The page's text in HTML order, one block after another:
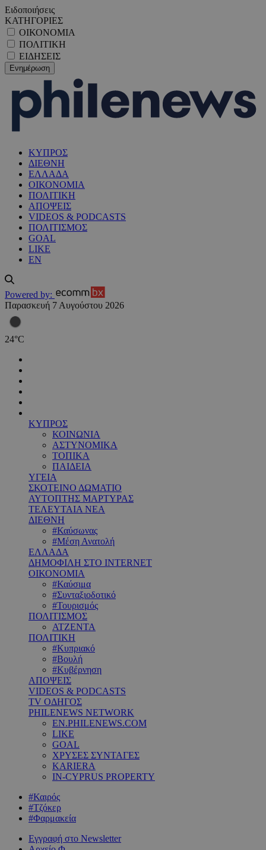
Ειδοποιήσεις
ΚΑΤΗΓΟΡΙΕΣ
ΟΙΚΟΝΟΜΙΑ
ΠΟΛΙΤΙΚΗ
ΕΙΔΗΣΕΙΣ
ΚΥΠΡΟΣ
ΔΙΕΘΝΗ
ΕΛΛΑΔΑ
ΟΙΚΟΝΟΜΙΑ
ΠΟΛΙΤΙΚΗ
ΑΠΟΨΕΙΣ
VIDEOS & PODCASTS
ΠΟΛΙΤΙΣΜΟΣ
GOAL
LIKE
EN
Powered by:
Παρασκευή 7 Αυγούστου 2026
24°C
ΚΥΠΡΟΣ
ΚΟΙΝΩΝΙΑ
ΑΣΤΥΝΟΜΙΚΑ
ΤΟΠΙΚΑ
ΠΑΙΔΕΙΑ
ΥΓΕΙΑ
ΣΚΟΤΕΙΝΟ ΔΩΜΑΤΙΟ
ΑΥΤΟΠΤΗΣ ΜΑΡΤΥΡΑΣ
ΤΕΛΕΥΤΑΙΑ ΝΕΑ
ΔΙΕΘΝΗ
#Καύσωνας
#Μέση Ανατολή
ΕΛΛΑΔΑ
ΔΗΜΟΦΙΛΗ ΣΤΟ INTERNET
ΟΙΚΟΝΟΜΙΑ
#Καύσιμα
#Συνταξιοδοτικό
#Τουρισμός
ΠΟΛΙΤΙΣΜΟΣ
ΑΤΖΕΝΤΑ
ΠΟΛΙΤΙΚΗ
#Κυπριακό
#Βουλή
#Κυβέρνηση
ΑΠΟΨΕΙΣ
VIDEOS & PODCASTS
TV ΟΔΗΓΟΣ
PHILENEWS NETWORK
EN.PHILENEWS.COM
LIKE
GOAL
ΧΡΥΣΕΣ ΣΥΝΤΑΓΕΣ
KARIERA
IN-CYPRUS PROPERTY
#Καιρός
#Τζόκερ
#Φαρμακεία
Εγγραφή στο Newsletter